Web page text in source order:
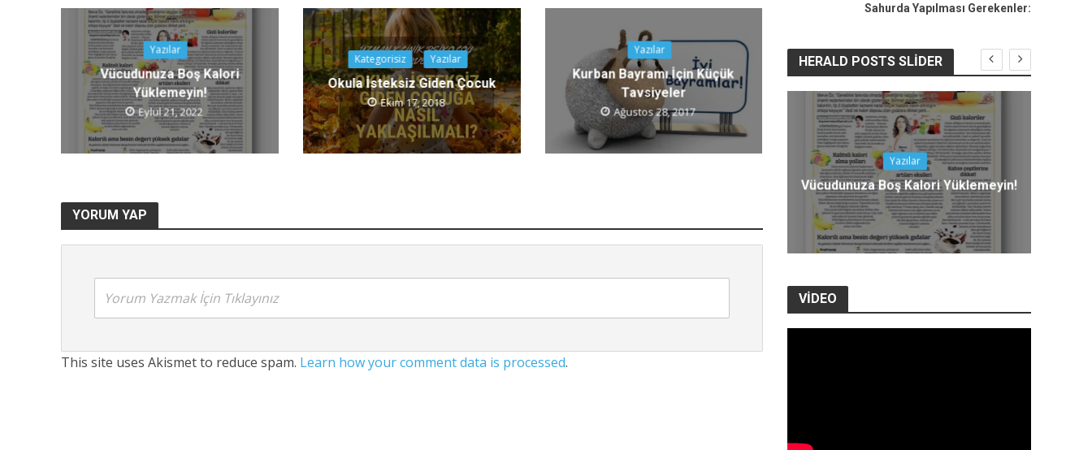
Yazılar
Vücudunuza Boş Kalori
Yüklemeyin!
Eylül 21, 2022
Kategorisiz Yazılar
Okula İsteksiz Giden Çocuk
Ekim 17, 2018
Yazılar
Kurban Bayramı İçin Küçük
Tavsiyeler
Ağustos 28, 2017
YORUM YAP
Yorum Yazmak İçin Tıklayınız
This site uses Akismet to reduce spam. Learn how your comment data is processed.
Sahurda Yapılması Gerekenler:
HERALD POSTS SLIDER
Kategorisiz
Yazılar
Vücudunuza Boş Kalori Yüklemeyin!
VIDEO